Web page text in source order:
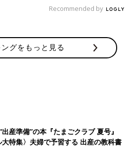
Recommended by
グをもっと見る
産準備”の本『たまごクラブ 夏号』
大特集〉夫婦で予習する 出産の教科書